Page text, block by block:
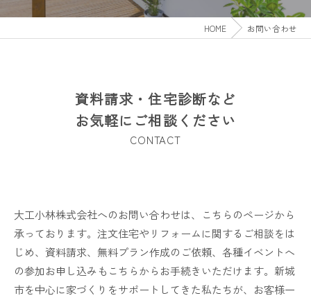
HOME お問い合わせ
資料請求・住宅診断など
お気軽にご相談ください
CONTACT
大工小林株式会社へのお問い合わせは、こちらのページから
承っております。注文住宅やリフォームに関するご相談をは
じめ、資料請求、無料プラン作成のご依頼、各種イベントへ
の参加お申し込みもこちらからお手続きいただけます。新城
市を中心に家づくりをサポートしてきた私たちが、お客様一